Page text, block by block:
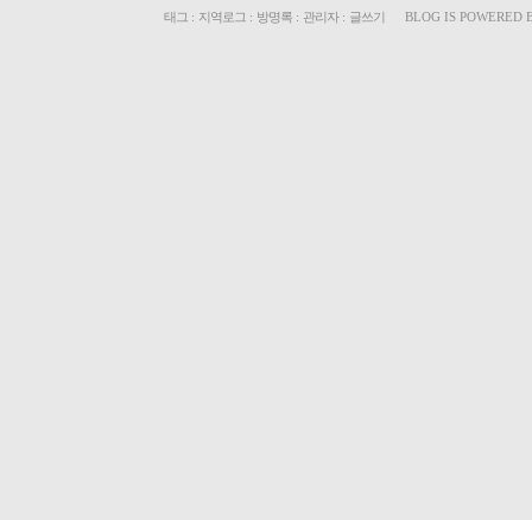
태그 : 지역로그 : 방명록 : 관리자: 글쓰기 BLOG IS POWERED